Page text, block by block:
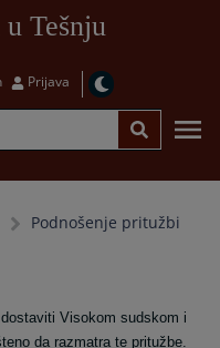
Tešnju
Prijava
Podnošenje pritužbi
Visokom sudskom i
da razmatra te pritužbe.